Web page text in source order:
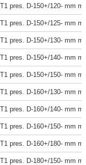
pres. D-150+/120- mm
pres. D-150+/125- mm
pres. D-150+/130- mm
pres. D-150+/140- mm
pres. D-150+/150- mm
pres. D-160+/130- mm
pres. D-160+/140- mm
pres. D-160+/150- mm
pres. D-160+/180- mm
pres. D-180+/150- mm